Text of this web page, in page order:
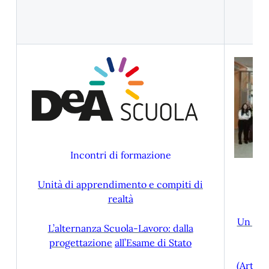
Incontri di formazione
Unità di apprendimento e compiti di
realtà
L’alternanza Scuola-Lavoro: dalla
progettazione all’Esame di Stato
Un